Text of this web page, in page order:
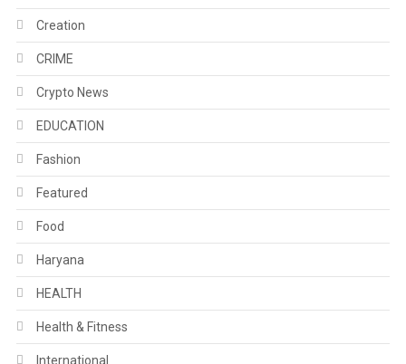
Creation
CRIME
Crypto News
EDUCATION
Fashion
Featured
Food
Haryana
HEALTH
Health & Fitness
International